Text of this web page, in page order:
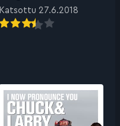
Katsottu 27.6.2018